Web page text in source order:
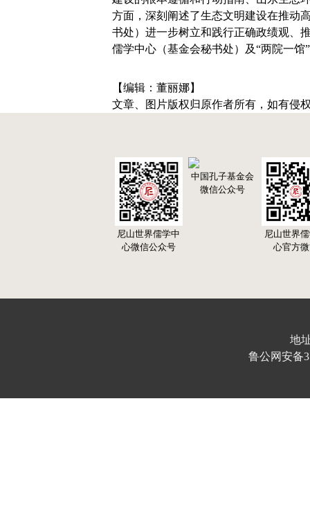
方面，深刻阐述了生态文明建设在推动
书处）进一步树立和践行正确政绩观、
儒学中心（基金会秘书处）及“两院一馆
【编辑：董丽娜】
文章、图片版权归原作者所有，如有侵
尼山世界儒学中
心微信公众号
中国孔子基金会
微信公众号
尼山世界
心官方
地
鲁公网安备